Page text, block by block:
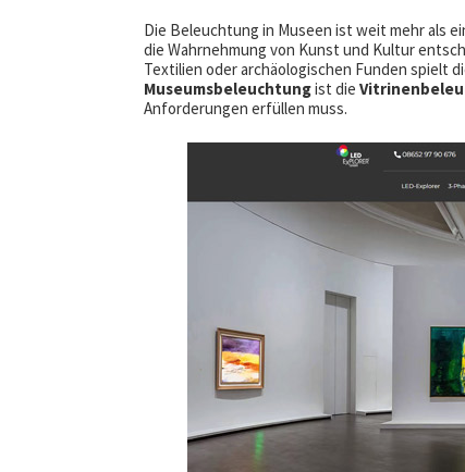
Die Beleuchtung in Museen ist weit mehr als
die Wahrnehmung von Kunst und Kultur
Textilien oder archäologischen Funden spielt
Museumsbeleuchtungist die
Anforderungen erfüllen muss.